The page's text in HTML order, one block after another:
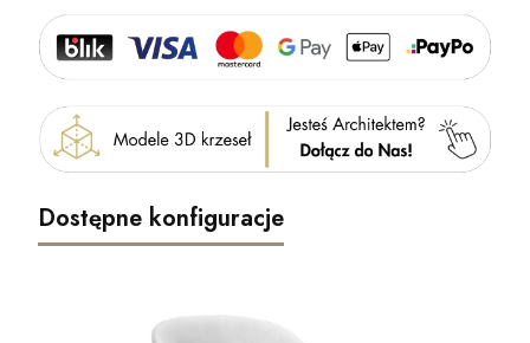
Dostępne konfiguracje